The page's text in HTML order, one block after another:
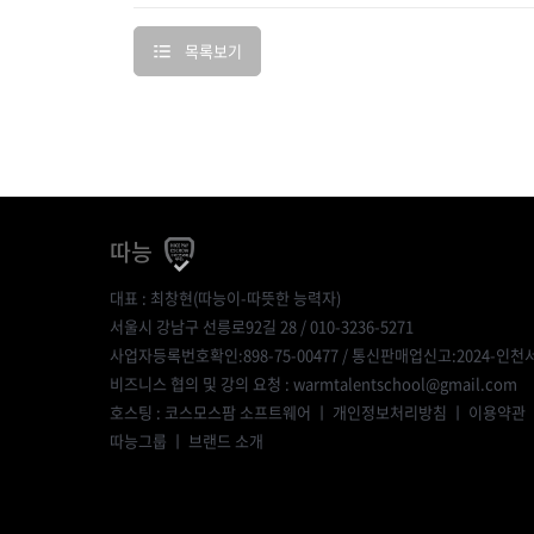
목록보기
따능
대표 : 최창현(따능이-따뜻한 능력자)
서울시 강남구 선릉로92길 28 / 010-3236-5271
사업자등록번호확인:898-75-00477 / 통신판매업신고:2024-인천
비즈니스 협의 및 강의 요청 : warmtalentschool@gmail.com
호스팅 : 코스모스팜 소프트웨어 ㅣ 개인정보처리방침 ㅣ 이용약관
따능그룹 ㅣ 브랜드 소개